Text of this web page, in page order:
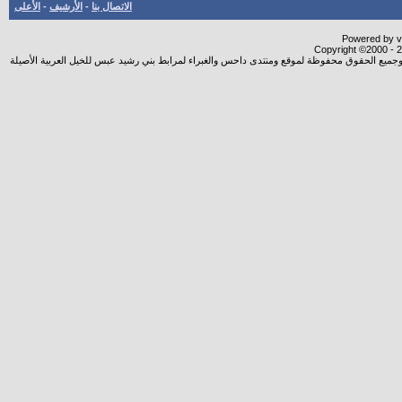
الاتصال بنا - الأرشيف - الأعلى
Powered by
Copyright ©2000 -
الحقوق محفوظة لموقع ومنتدى داحس والغبراء لمرابط بني رشيد عبس للخيل العربية الأصيلة